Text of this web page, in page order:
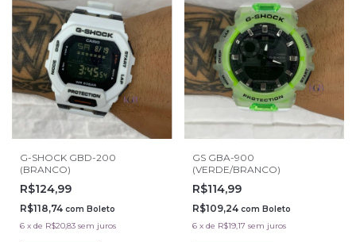
G-SHOCK GBD-200
(BRANCO)
R$124,99
R$118,74 com Boleto
6 x de R$20,83 sem juros
GS GBA-900
(VERDE/BRANCO)
R$114,99
R$109,24 com Boleto
6 x de R$19,17 sem juros